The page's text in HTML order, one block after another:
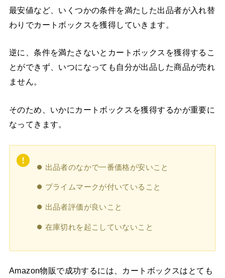
最安値など、いくつかの条件を満たした出品者が入れ替
わりでカートボックスを獲得していきます。
逆に、条件を満たさないとカートボックスを獲得するこ
とができず、いつになっても自分が出品した商品が売れ
ません。
そのため、いかにカートボックスを獲得するかが重要に
なってきます。
出品者のなかで一番価格が安いこと
プライムマークが付いていること
出品者評価が良いこと
在庫切れを起こしていないこと
Amazon物販で成功するには、カートボックスはとても